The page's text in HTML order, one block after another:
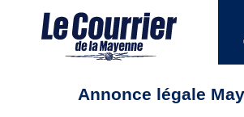
Annonce légale